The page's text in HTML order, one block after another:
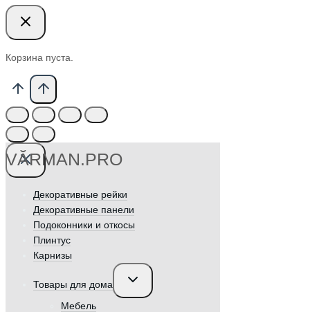
Корзина пуста.
VӐRMAN.PRO
Декоративные рейки
Декоративные панели
Подоконники и откосы
Плинтус
Карнизы
Товары для дома
Переключить
дочернее
Мебель